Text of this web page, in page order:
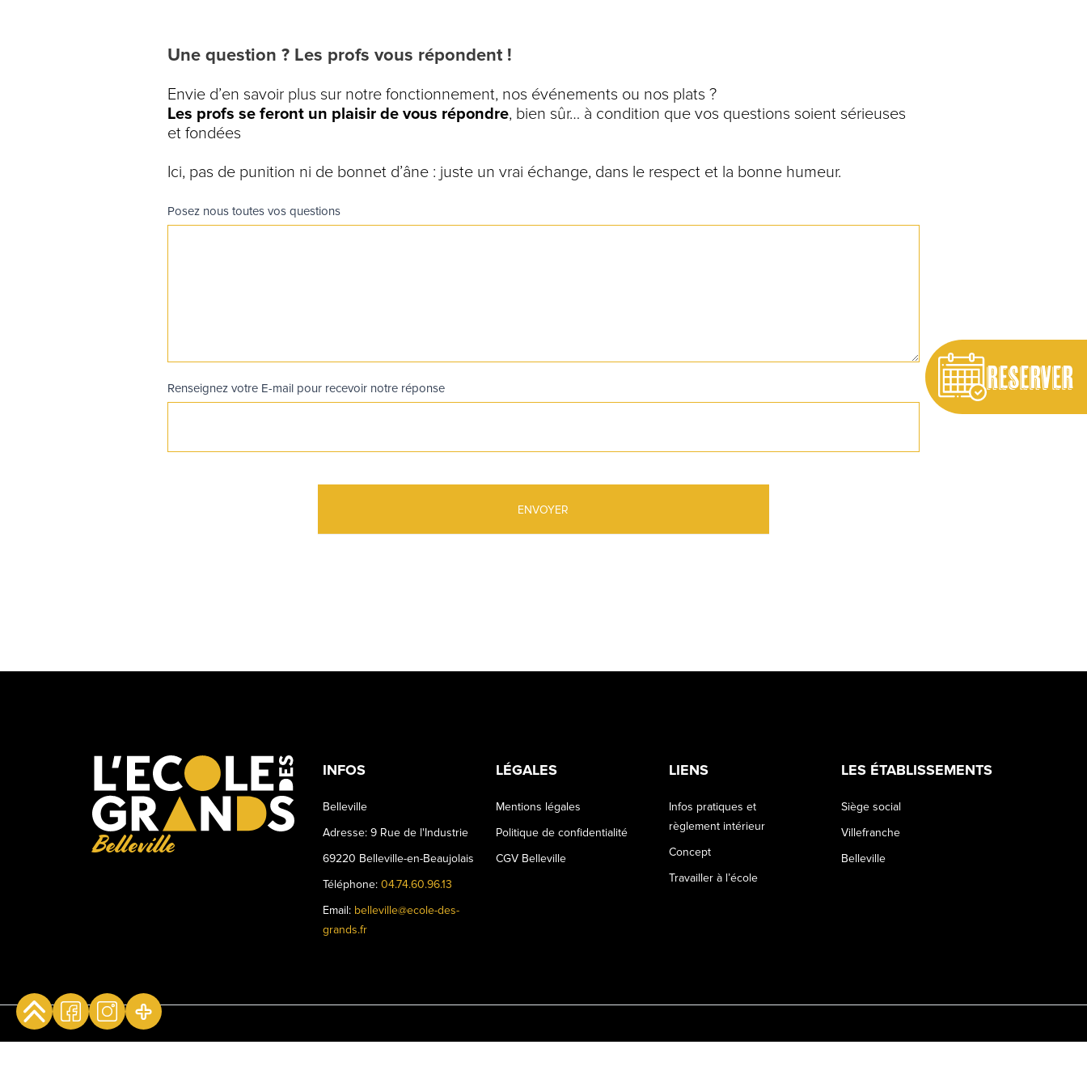
RESERVER
Une question ? Les profs vous répondent !
Envie d’en savoir plus sur notre fonctionnement, nos événements ou nos plats ?
Les profs se feront un plaisir de vous répondre, bien sûr… à condition que vos questions soient sérieuses
et fondées
Ici, pas de punition ni de bonnet d’âne : juste un vrai échange, dans le respect et la bonne humeur.
Poser
une
Posez nous toutes vos questions
Renseignez votre E-mail pour recevoir notre réponse
ENVOYER
Belleville
INFOS
Belleville
Adresse: 9 Rue de l'Industrie
69220 Belleville-en-Beaujolais
Téléphone: 04.74.60.96.13
Email: belleville@ecole-des-
grands.fr
LÉGALES
Mentions légales
Politique de confidentialité
CGV Belleville
LIENS
Infos pratiques et
règlement intérieur
Concept
Travailler à l’école
LES ÉTABLISSEMENTS
Siège social
Villefranche
Belleville